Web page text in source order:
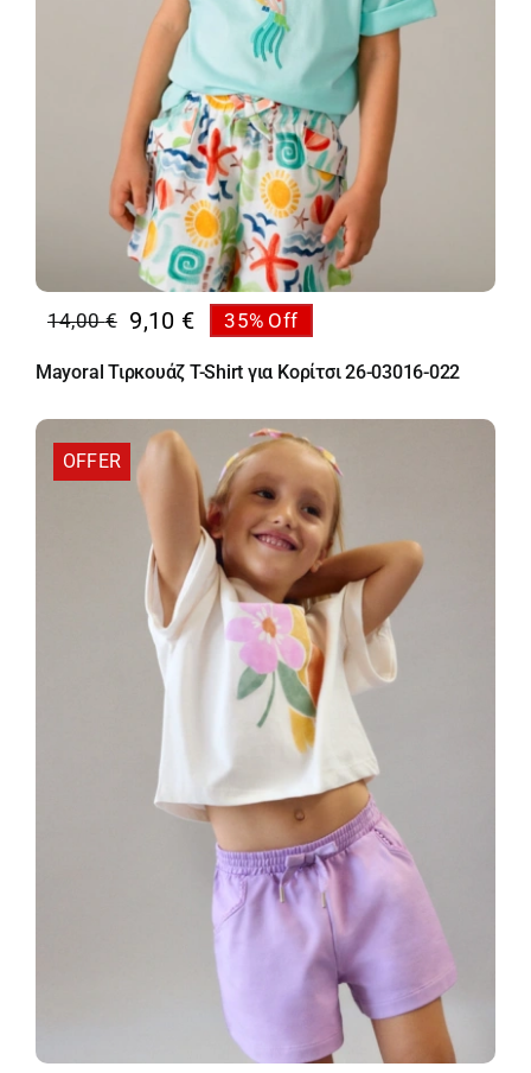
14,00€
Original
price
was:
14,00 €.
9,10 €
Η
τρέχουσα
τιμή
είναι:
9,10 €.
35% Off
Mayoral Τιρκουάζ T-Shirt για Κορίτσι 26-03016-022
OFFER